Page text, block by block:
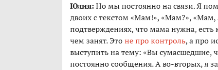
Юлия:Но мы постоянно на связи. Я
двоих с текстом «Мам!», «Мам?», «Мам,
подтверждениях, что мама нужна,
чем занят. Этоне про контроль, а про
выступить на тему: «Вы сумасшедшие,
постоянно сообщения. А во-вторых, я